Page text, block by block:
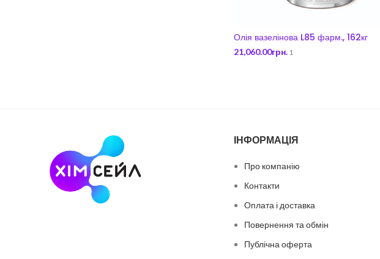
Олія вазелінова L85 фарм., 162кг
21,060.00грн. 1
ІНФОРМАЦІЯ
Про компанію
Контакти
Оплата і доставка
Повернення та обмін
Публічна оферта